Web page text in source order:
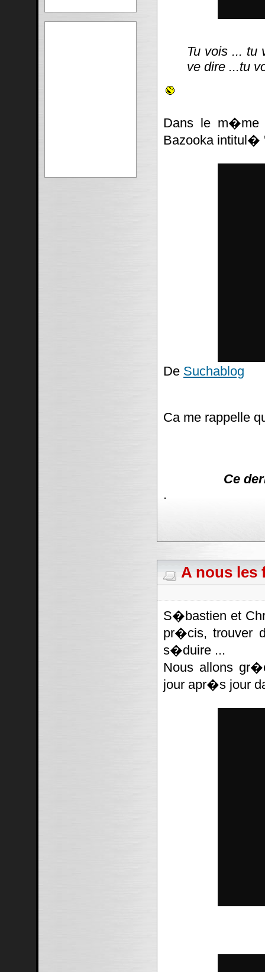
Tu vois ... tu
ve dire ...tu
Dans le m�me
Bazooka intitul�
De Suchablog
Ca me rappelle
Ce
.
A nous les
S�bastien et
pr�cis, trouver
s�duire ...
Nous allons
jour apr�s jour